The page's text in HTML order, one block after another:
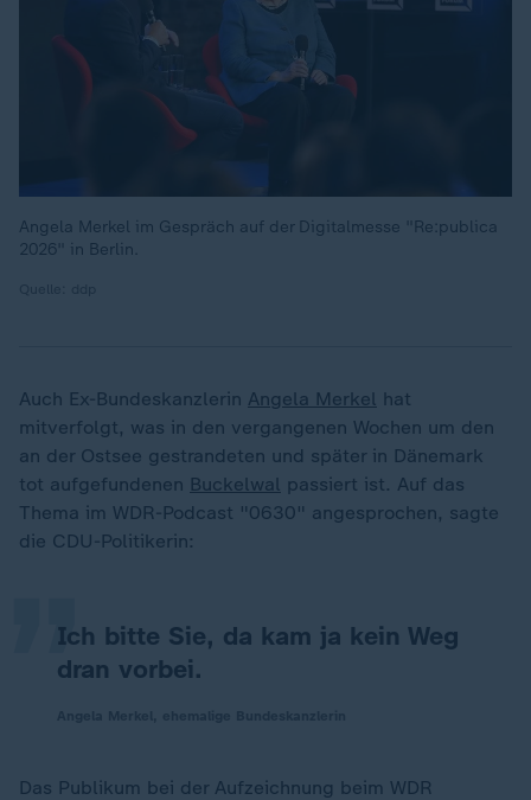
Angela Merkel im Gespräch auf der Digitalmesse "Re:publica
2026" in Berlin.
Auch Ex-Bundeskanzlerin Angela Merkel hat
mitverfolgt, was in den vergangenen Wochen um den
an der Ostsee gestrandeten und später in Dänemark
tot aufgefundenen Buckelwal passiert ist. Auf das
Thema im WDR-Podcast "0630" angesprochen, sagte
die CDU-Politikerin:
Ich bitte Sie, da kam ja kein Weg
dran vorbei.
„
Das Publikum bei der Aufzeichnung beim WDR